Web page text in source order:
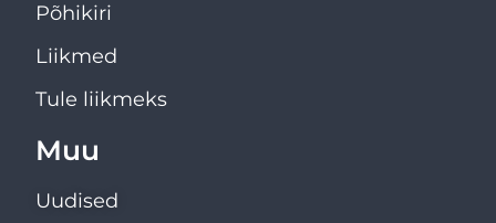
Põhikiri
Liikmed
Tule liikmeks
Muu
Uudised